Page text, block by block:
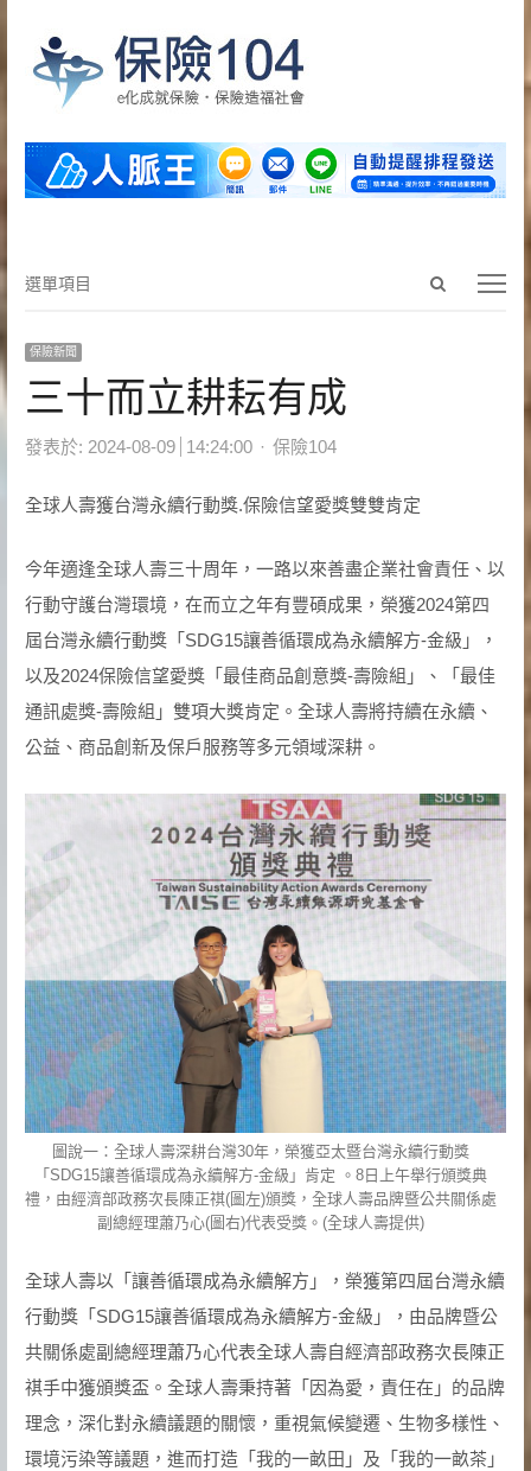
Open
search
選
項
目
選單項目
保險新聞
三十而立耕耘有成
發表於: 2024-08-09 14:24:00 Author
保險104
全球人壽獲台灣永續行動獎.保險信望愛獎雙雙肯定
今年適逢全球人壽三十周年，一路以來善盡企業社會責任、以
行動守護台灣環境，在而立之年有豐碩成果，榮獲2024第四
屆台灣永續行動獎「SDG15讓善循環成為永續解方-金級」，
以及2024保險信望愛獎「最佳商品創意獎-壽險組」、「最佳
通訊處獎-壽險組」雙項大獎肯定。全球人壽將持續在永續、
公益、商品創新及保戶服務等多元領域深耕。
圖說一：全球人壽深耕台灣30年，榮獲亞太暨台灣永續行動獎
「SDG15讓善循環成為永續解方-金級」肯定 。8日上午舉行頒獎典
禮，由經濟部政務次長陳正祺(圖左)頒獎，全球人壽品牌暨公共關係處
副總經理蕭乃心(圖右)代表受獎。(全球人壽提供)
全球人壽以「讓善循環成為永續解方」，榮獲第四屆台灣永續
行動獎「SDG15讓善循環成為永續解方-金級」，由品牌暨公
共關係處副總經理蕭乃心代表全球人壽自經濟部政務次長陳正
祺手中獲頒獎盃。全球人壽秉持著「因為愛，責任在」的品牌
理念，深化對永續議題的關懷，重視氣候變遷、生物多樣性、
環境污染等議題，進而打造「我的一畝田」及「我的一畝茶」